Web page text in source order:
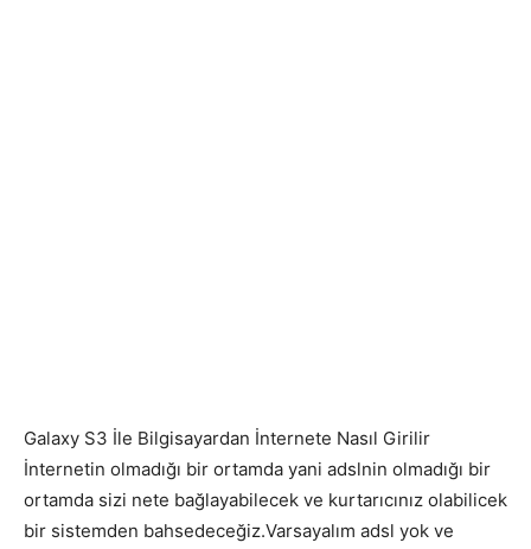
Galaxy S3 İle Bilgisayardan İnternete Nasıl Girilir
İnternetin olmadığı bir ortamda yani adslnin olmadığı bir
ortamda sizi nete bağlayabilecek ve kurtarıcınız olabilicek
bir sistemden bahsedeceğiz.Varsayalım adsl yok ve